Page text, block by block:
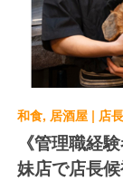
和食, 居酒屋 | 店
《管理職経
妹店で店長